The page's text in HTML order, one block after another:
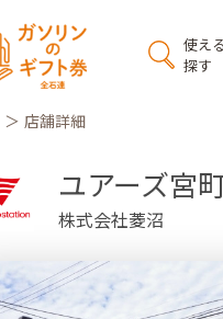
使え
探す
店舗詳細
ユアーズ宮
株式会社菱沼